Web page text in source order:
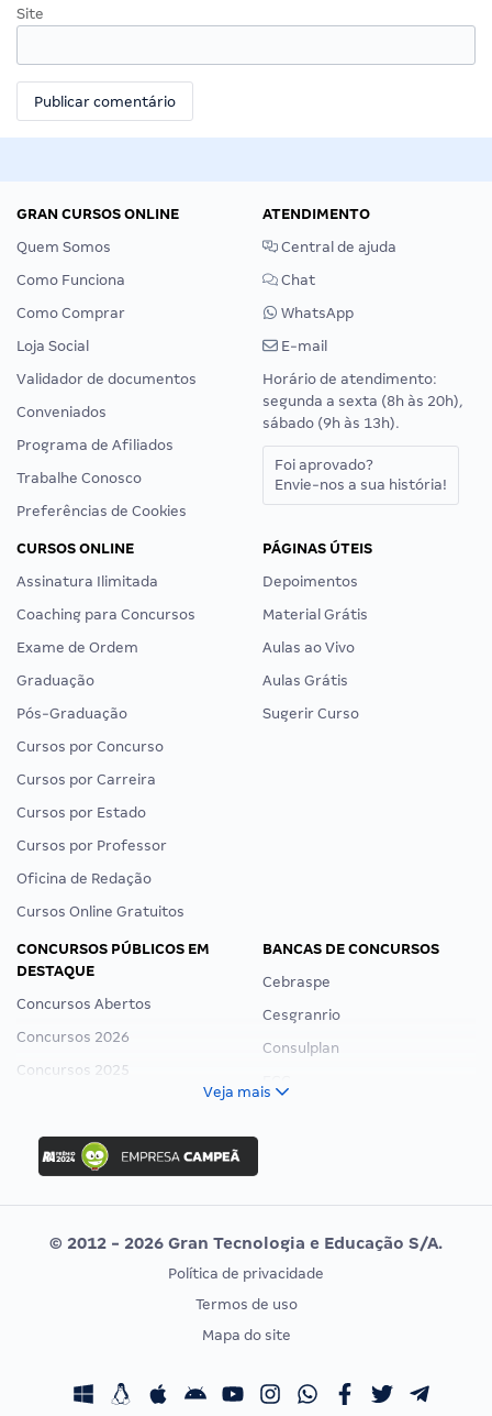
Site
GRAN CURSOS ONLINE
Quem Somos
Como Funciona
Como Comprar
Loja Social
Validador de documentos
Conveniados
Programa de Afiliados
Trabalhe Conosco
Preferências de Cookies
ATENDIMENTO
Central de ajuda
Chat
WhatsApp
E-mail
Horário de atendimento:
segunda a sexta (8h às 20h),
sábado (9h às 13h).
Foi aprovado?
Envie-nos a sua história!
CURSOS ONLINE
Assinatura Ilimitada
Coaching para Concursos
Exame de Ordem
Graduação
Pós-Graduação
Cursos por Concurso
Cursos por Carreira
Cursos por Estado
Cursos por Professor
Oficina de Redação
Cursos Online Gratuitos
PÁGINAS ÚTEIS
Depoimentos
Material Grátis
Aulas ao Vivo
Aulas Grátis
Sugerir Curso
CONCURSOS PÚBLICOS EM
DESTAQUE
Concursos Abertos
Concursos 2026
Concursos 2025
Concurso Ibama
Concurso MPU
Editais publicados
BANCAS DE CONCURSOS
Cebraspe
Cesgranrio
Consulplan
Vunesp
CONCURSOS POR PROFISSÃO
Concursos Fiscais
EXAME DE ORDEM
Calendário OAB
Veja mais
© 2012 - 2026 Gran Tecnologia e Educação S/A.
Política de privacidade
Termos de uso
Mapa do site